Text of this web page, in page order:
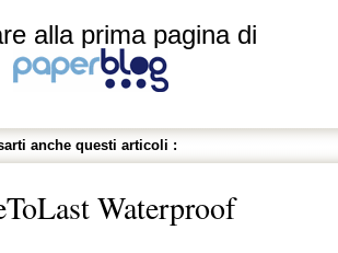
alla prima pagina di
anche questi articoli :
Waterproof